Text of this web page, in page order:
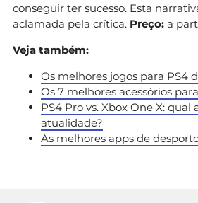
conseguir ter sucesso. Esta
aclamada pela crítica. Preço: a
Veja também:
Os melhores jogos para PS4
Os 7 melhores acessórios
PS4 Pro vs. Xbox One X:
atualidade?
As melhores apps de